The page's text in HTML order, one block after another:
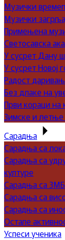
Музички
Музички
Примењена
Светосавска
У сусрет Дану
У сусрет Новој
Радост
Без длаке на
Први кораци на
Зимске и
Сарадња
Сарадња са
Сарадња са
културе
Сарадња са
Сарадња са
Сарадња са
Остале
Успеси ученика